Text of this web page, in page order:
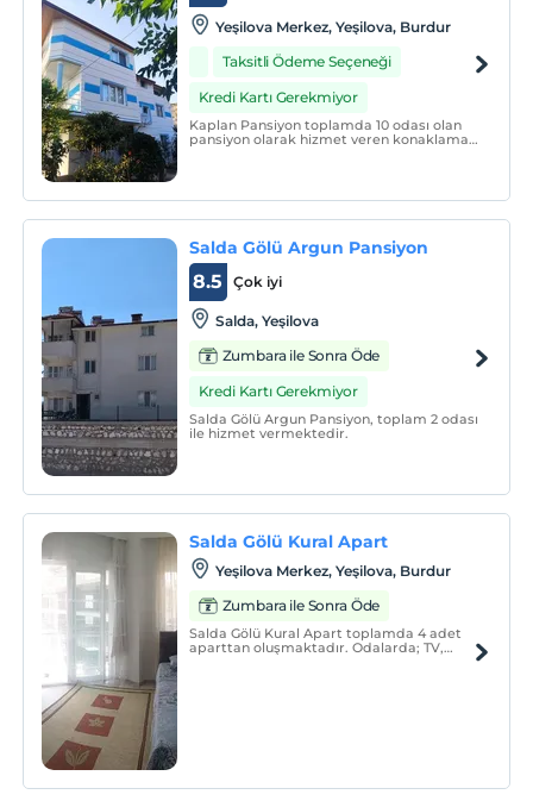
Yeşilova Merkez, Yeşilova, Burdur
Taksitli Ödeme Seçeneği
Kredi Kartı Gerekmiyor
Kaplan Pansiyon toplamda 10 odası olan
pansiyon olarak hizmet veren konaklama
Salda Gölü Argun Pansiyon
Çok iyi
8.5
Salda, Yeşilova
Zumbara ile Sonra Öde
Kredi Kartı Gerekmiyor
Salda Gölü Argun Pansiyon, toplam 2 odası
ile hizmet vermektedir.
Salda Gölü Kural Apart
Yeşilova Merkez, Yeşilova, Burdur
Zumbara ile Sonra Öde
Salda Gölü Kural Apart toplamda 4 adet
aparttan oluşmaktadır. Odalarda; TV,